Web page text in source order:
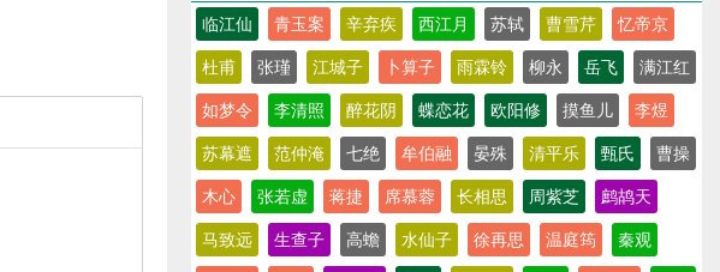
临江仙 青玉案 辛弃疾 西江月 苏轼 曹雪芹 忆帝京
杜甫 张瑾 江城子 卜算子 雨霖铃 柳永 岳飞 满江红
如梦令 李清照 醉花阴 蝶恋花 欧阳修 摸鱼儿 李煜
苏幕遮 范仲淹 七绝 牟伯融 晏殊 清平乐 甄氏 曹操
木心 张若虚 蒋捷 席慕蓉 长相思 周紫芝 鹧鸪天
马致远 生查子 高蟾 水仙子 徐再思 温庭筠 秦观